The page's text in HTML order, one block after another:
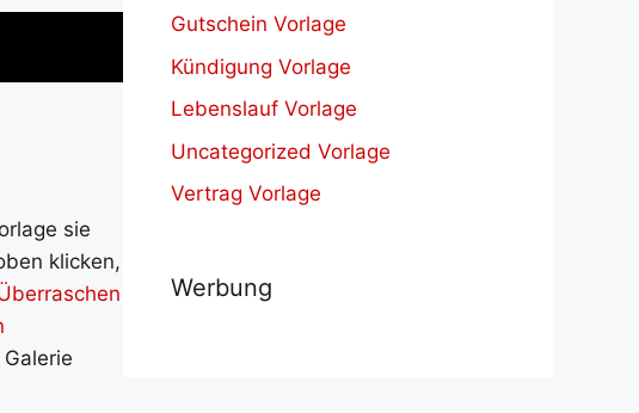
sie
klicken,
Gutschein Vorlage
Kündigung Vorlage
Lebenslauf Vorlage
Uncategorized Vorlage
Vertrag Vorlage
Werbung